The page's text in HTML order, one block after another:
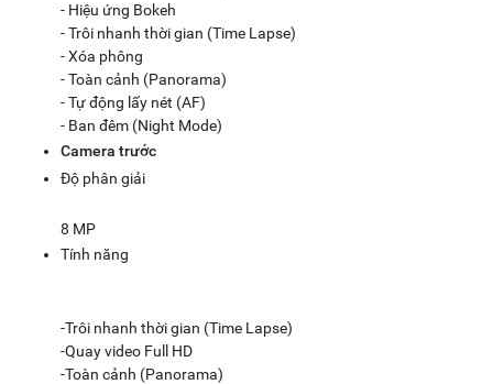
- Hiệu ứng Bokeh
- Trôi nhanh thời gian (Time Lapse)
- Xóa phông
- Toàn cảnh (Panorama)
- Tự động lấy nét (AF)
- Ban đêm (Night Mode)
Camera trước
Độ phân giải
8 MP
Tính năng
-Trôi nhanh thời gian (Time Lapse)
-Quay video Full HD
-Toàn cảnh (Panorama)